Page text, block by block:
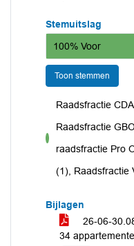
Stemuitslag
100% Voor
Toon stemmen
voor
Raadsfractie
Raadsfractie
raadsfractie Pro
(1), Raadsfractie
Bijlagen
26-06-
34